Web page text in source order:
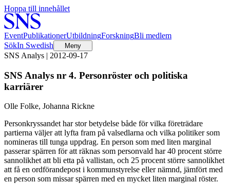
Hoppa till innehållet
EventPublikationerUtbildningForskningBli medlem
SökIn Swedish Meny
SNS Analys | 2012-09-17
SNS Analys nr 4. Personröster och politiska
karriärer
Olle Folke, Johanna Rickne
Personkryssandet har stor betydelse både för vilka företrädare
partierna väljer att lyfta fram på valsedlarna och vilka politiker som
nomineras till tunga uppdrag. En person som med liten marginal
passerar spärren för att räknas som personvald har 40 procent större
sannolikhet att bli etta på vallistan, och 25 procent större sannolikhet
att få en ordförandepost i kommunstyrelse eller nämnd, jämfört med
en person som missar spärren med en mycket liten marginal röster.